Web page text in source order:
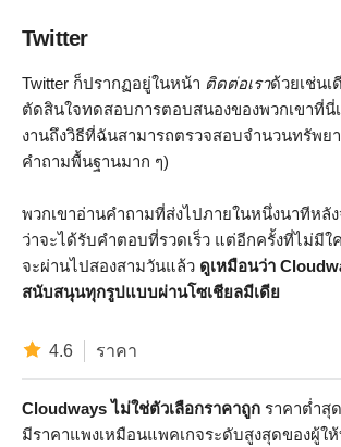
Twitter
Twitter ก็ปรากฏอยู่ในหน้า ติดต่อเราด้วยเช่น
ตัดสินใจทดสอบการตอบสนองของพวกเขาที่
งานถึงวิธีที่ฉันสามารถตรวจสอบจำนวนทรัพย
คำถามพื้นฐานมาก ๆ)
พวกเขาอ่านคำถามที่ส่งไปภายในหนึ่งนาทีหลั
ว่าจะได้รับคำตอบที่รวดเร็ว แต่อีกครั้งที่ไม่มี
จะผ่านไปสองสามวันแล้ว ดูเหมือนว่า
สนับสนุนทุกรูปแบบผ่านโซเชียลมีเดีย
4.6 ราคา
Cloudways ไม่ใช่ตัวเลือกราคาถูก ราคาต่ำ
มีราคาแพงเหมือนแพคเกจระดับสูงสุดของผู้ใ